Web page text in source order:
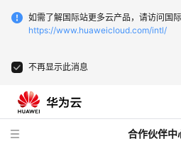
如需了解国际站更多云产品，请访问国际
https://www.huaweicloud.com/intl/
不再显示此消息
合作伙伴中